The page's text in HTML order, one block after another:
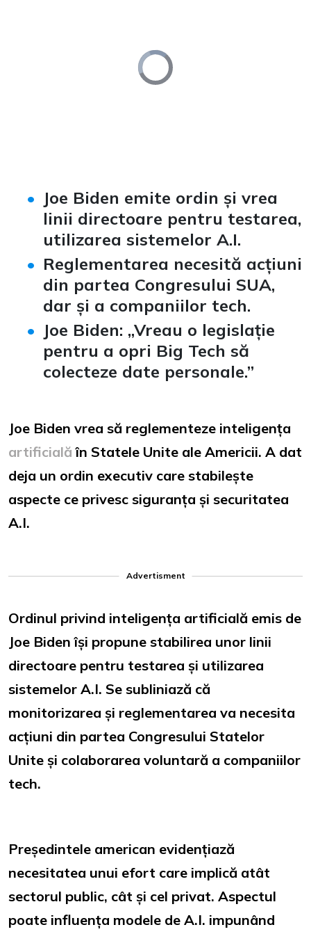
Video
Player
is
loading.
Joe Biden emite ordin și vrea
linii directoare pentru testarea,
utilizarea sistemelor A.I.
Reglementarea necesită acțiuni
din partea Congresului SUA,
dar și a companiilor tech.
Joe Biden: „Vreau o legislație
pentru a opri Big Tech să
colecteze date personale.”
Joe Biden vrea să reglementeze inteligența
artificială în Statele Unite ale Americii. A dat
deja un ordin executiv care stabilește
aspecte ce privesc siguranța și securitatea
A.I.
Advertisment
Ordinul privind inteligența artificială emis de
Joe Biden își propune stabilirea unor linii
directoare pentru testarea și utilizarea
sistemelor A.I. Se subliniază că
monitorizarea și reglementarea va necesita
acțiuni din partea Congresului Statelor
Unite și colaborarea voluntară a companiilor
tech.
Președintele american evidențiază
necesitatea unui efort care implică atât
sectorul public, cât și cel privat. Aspectul
poate influența modele de A.I. impunând